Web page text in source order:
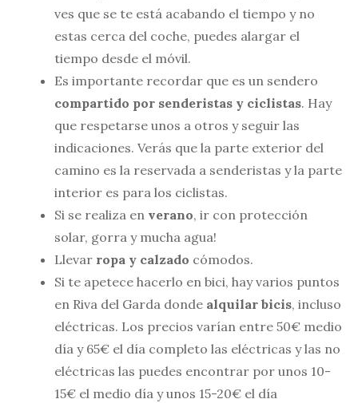
ves que se te está acabando el tiempo y no
estas cerca del coche, puedes alargar el
tiempo desde el móvil.
Es importante recordar que es un sendero
compartido por senderistas y ciclistas. Hay
que respetarse unos a otros y seguir las
indicaciones. Verás que la parte exterior del
camino es la reservada a senderistas y la parte
interior es para los ciclistas.
Si se realiza en verano, ir con protección
solar, gorra y mucha agua!
Llevar ropa y calzado cómodos.
Si te apetece hacerlo en bici, hay varios puntos
en Riva del Garda donde alquilar bicis, incluso
eléctricas. Los precios varían entre 50€ medio
día y 65€ el día completo las eléctricas y las no
eléctricas las puedes encontrar por unos 10-
15€ el medio día y unos 15-20€ el día